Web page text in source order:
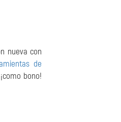
nueva con
de
bono!